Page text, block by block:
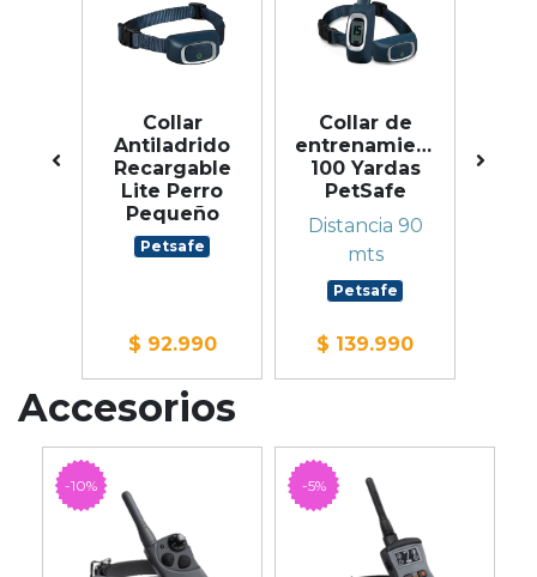
Collar
Antiladrido
Recargable
Lite Perro
Pequeño
Petsafe
$ 92.990
Collar de
entrenamiento
100 Yardas
PetSafe
Distancia 90
mts
Petsafe
$ 139.990
Accesorios
-10% -5%